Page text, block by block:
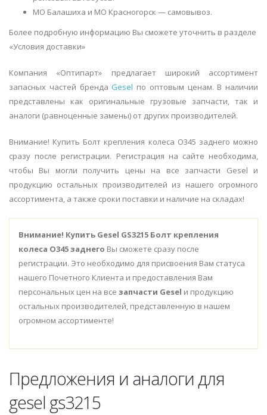
МО Балашиха и МО Красногорск — самовывоз.
Более подробную информацию Вы сможете уточнить в разделе
«Условия доставки»
Компания «Оптипарт» предлагает широкий ассортимент
запасных частей брендаGesel по оптовым ценам. В наличии
представлены как оригинальные грузовые запчасти, так и
аналоги (равноценные замены) от других производителей.
Внимание! Купить Болт крепления колеса O345 заднего можно
сразу после регистрации. Регистрация на сайте необходима,
чтобы Вы могли получить цены на все запчасти Gesel и
продукцию остальных производителей из нашего огромного
ассортимента, а также сроки поставки и наличие на складах!
Внимание! Купить Gesel GS3215 Болт крепления
колеса O345 заднего Вы сможете сразу после
регистрации. Это необходимо для присвоения Вам статуса
нашего Почетного Клиента и предоставления Вам
персональных цен на все запчасти Gesel и продукцию
остальных производителей, представленную в нашем
огромном ассортименте!
Предложения и аналоги для
gesel gs3215